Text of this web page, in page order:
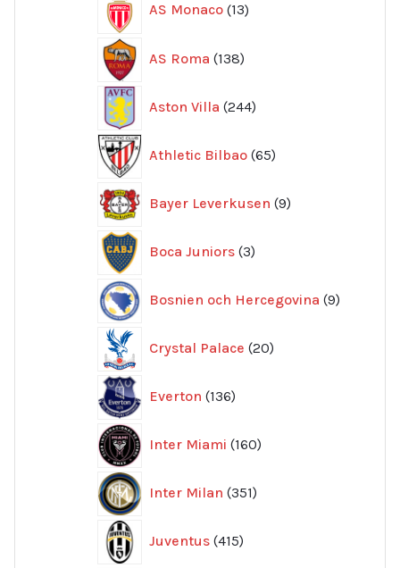
AS Monaco 13
produkter
AS Roma 138
produkter
Aston Villa 244
produkter
Athletic Bilbao 65
produkter
Bayer Leverkusen 9
produkter
Boca Juniors 3
produkter
Bosnien och Hercegovina 9
produkter
Crystal Palace 20
produkter
Everton 136
produkter
Inter Miami 160
produkter
Inter Milan 351
produkter
Juventus 415
produkter